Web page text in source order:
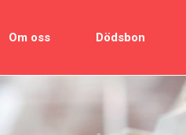
Om oss Dödsbon